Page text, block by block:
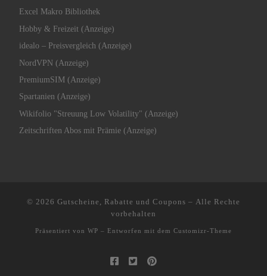
Excel Makro Bibliothek
Hobby & Freizeit (Anzeige)
idealo – Preisvergleich (Anzeige)
NordVPN (Anzeige)
PremiumSIM (Anzeige)
Spartanien (Anzeige)
Wikifolio "Streuung Low Volatility" (Anzeige)
Zeitschriften Abos mit Prämie (Anzeige)
© 2026 Gutscheine, Rabatte und Coupons – Alle Rechte
vorbehalten
Präsentiert von WP – Entworfen mit dem Customizr-Theme